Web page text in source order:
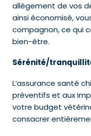
allègement de vos
ainsi économisé,
compagnon, ce qui
bien-être.
Sérénité/
L’assurance santé
préventifs et aux
votre budget
consacrer